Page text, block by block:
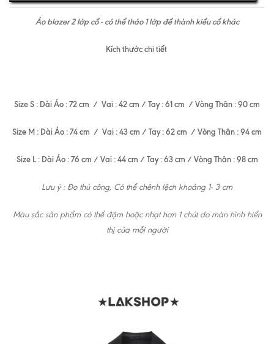
Áo blazer 2 lớp cổ -có thể tháo 1 lớp để thành kiểu cổ khác
Kích thước chi tiết
Size S : Dài Áo : 72 cm / Vai : 42 cm / Tay : 61 cm / Vòng Thân : 90 cm
Size M : Dài Áo : 74 cm / Vai : 43 cm / Tay : 62 cm / Vòng Thân : 94 cm
Size L : Dài Áo : 76 cm / Vai : 44 cm / Tay : 63 cm / Vòng Thân : 98 cm
Lưu ý : Đo thủ công, Có thể chênh lệch khoảng 1- 3 cm
Màu sắc sản phẩm có thể đậm hoặc nhạt hơn 1 chút do màn hình hiển
thị của mỗi người